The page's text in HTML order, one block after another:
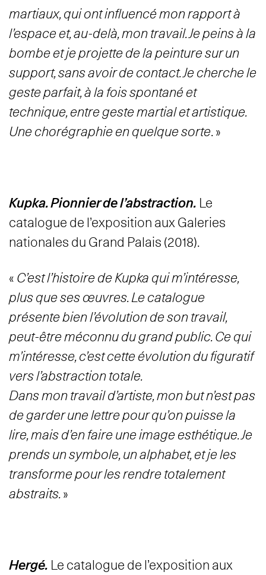
martiaux, qui ont influencé mon rapport à
l’espace et, au-delà, mon travail. Je peins à la
bombe et je projette de la peinture sur un
support, sans avoir de contact. Je cherche le
geste parfait, à la fois spontané et
technique, entre geste martial et artistique.
Une chorégraphie en quelque sorte. »
Kupka. Pionnier de l’abstraction. Le
catalogue de l’exposition aux Galeries
nationales du Grand Palais (2018).
« C’est l’histoire de Kupka qui m’intéresse,
plus que ses œuvres. Le catalogue
présente bien l’évolution de son travail,
peut-être méconnu du grand public. Ce qui
m’intéresse, c’est cette évolution du figuratif
vers l’abstraction totale.
Dans mon travail d’artiste, mon but n’est pas
de garder une lettre pour qu’on puisse la
lire, mais d’en faire une image esthétique. Je
prends un symbole, un alphabet, et je les
transforme pour les rendre totalement
abstraits.»
Hergé. Le catalogue de l’exposition aux